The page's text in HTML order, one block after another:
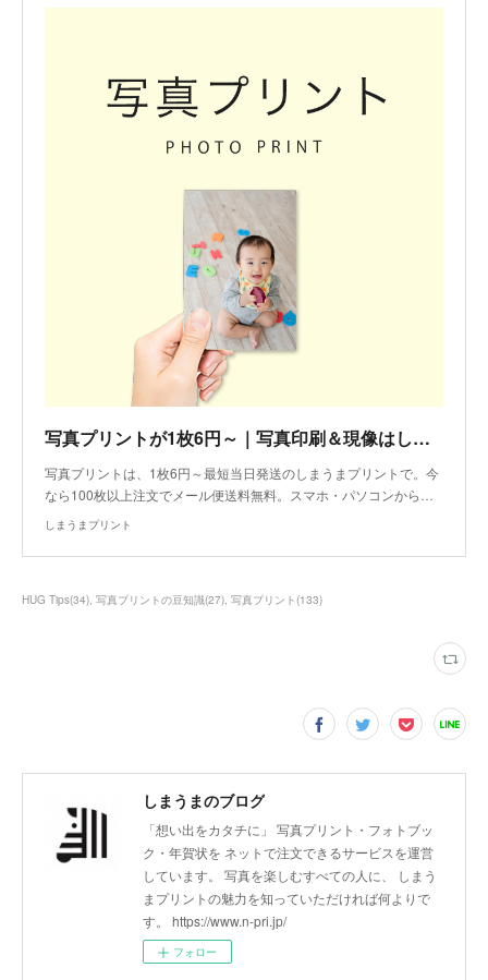
写真プリントが1枚6円～｜写真印刷＆現像はしまうまプリント
写真プリントは、1枚6円～最短当日発送のしまうまプリントで。今
なら100枚以上注文でメール便送料無料。スマホ・パソコンから…
しまうまプリント
HUG Tips(34) 写真プリントの豆知識(27) 写真プリント (133)
しまうまのブログ
「想い出をカタチに」 写真プリント・フォトブッ
ク・年賀状を ネットで注文できるサービスを運営
しています。 写真を楽しむすべての人に、 しまう
まプリントの魅力を知っていただければ何よりで
す。 https://www.n-pri.jp/
フォロー